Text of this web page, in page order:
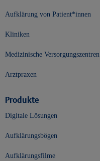
Aufklärung von Patient*innen
Kliniken
Medizinische Versorgungszentren
Arztpraxen
Produkte
Digitale Lösungen
Aufklärungsbögen
Aufklärungsfilme